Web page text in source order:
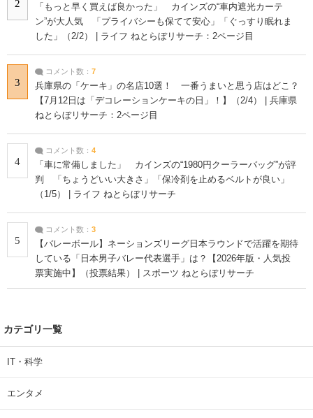
2
「もっと早く買えば良かった」 カインズの“車内遮光カーテ
ン”が大人気 「プライバシーも保てて安心」「ぐっすり眠れま
した」（2/2） | ライフ ねとらぼリサーチ：2ページ目
3
コメント数： 7
兵庫県の「ケーキ」の名店10選！ 一番うまいと思う店はどこ？
【7月12日は「デコレーションケーキの日」！】（2/4） | 兵庫県
ねとらぼリサーチ：2ページ目
4
コメント数： 4
「車に常備しました」 カインズの“1980円クーラーバッグ”が評
判 「ちょうどいい大きさ」「保冷剤を止めるベルトが良い」
（1/5） | ライフ ねとらぼリサーチ
5
コメント数： 3
【バレーボール】ネーションズリーグ日本ラウンドで活躍を期待
している「日本男子バレー代表選手」は？【2026年版・人気投
票実施中】（投票結果） | スポーツ ねとらぼリサーチ
カテゴリ一覧
IT・科学
エンタメ